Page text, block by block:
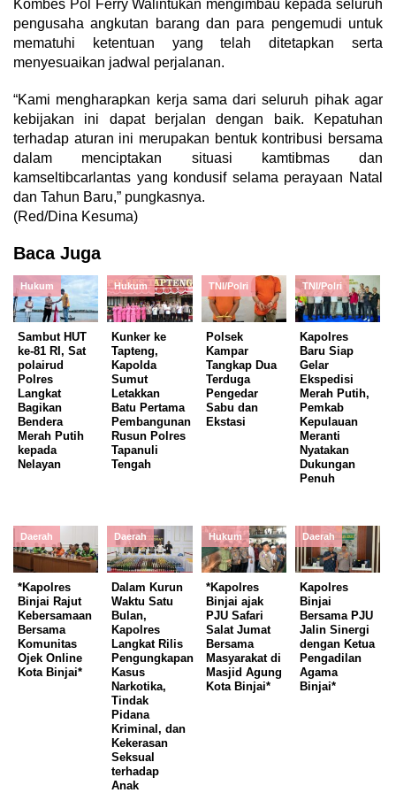
Kombes Pol Ferry Walintukan mengimbau kepada seluruh
pengusaha angkutan barang dan para pengemudi untuk
mematuhi ketentuan yang telah ditetapkan serta
menyesuaikan jadwal perjalanan.
“Kami mengharapkan kerja sama dari seluruh pihak agar
kebijakan ini dapat berjalan dengan baik. Kepatuhan
terhadap aturan ini merupakan bentuk kontribusi bersama
dalam menciptakan situasi kamtibmas dan
kamseltibcarlantas yang kondusif selama perayaan Natal
dan Tahun Baru,” pungkasnya.
(Red/Dina Kesuma)
Baca Juga
Hukum
Sambut HUT
ke-81 RI, Sat
polairud
Polres
Langkat
Bagikan
Bendera
Merah Putih
kepada
Nelayan
Hukum
Kunker ke
Tapteng,
Kapolda
Sumut
Letakkan
Batu Pertama
Pembangunan
Rusun Polres
Tapanuli
Tengah
TNI/Polri
Polsek
Kampar
Tangkap Dua
Terduga
Pengedar
Sabu dan
Ekstasi
TNI/Polri
Kapolres
Baru Siap
Gelar
Ekspedisi
Merah Putih,
Pemkab
Kepulauan
Meranti
Nyatakan
Dukungan
Penuh
Daerah
*Kapolres
Binjai Rajut
Kebersamaan
Bersama
Komunitas
Ojek Online
Kota Binjai*
Daerah
Dalam Kurun
Waktu Satu
Bulan,
Kapolres
Langkat Rilis
Pengungkapan
Kasus
Narkotika,
Tindak
Pidana
Kriminal, dan
Kekerasan
Seksual
terhadap
Anak
Hukum
*Kapolres
Binjai ajak
PJU Safari
Salat Jumat
Bersama
Masyarakat di
Masjid Agung
Kota Binjai*
Daerah
Kapolres
Binjai
Bersama PJU
Jalin Sinergi
dengan Ketua
Pengadilan
Agama
Binjai*